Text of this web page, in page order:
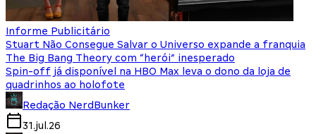
Informe Publicitário
Stuart Não Consegue Salvar o Universo expande a franquia
The Big Bang Theory com “herói” inesperado
Spin-off já disponível na HBO Max leva o dono da loja de
quadrinhos ao holofote
Redação NerdBunker
31.jul.26